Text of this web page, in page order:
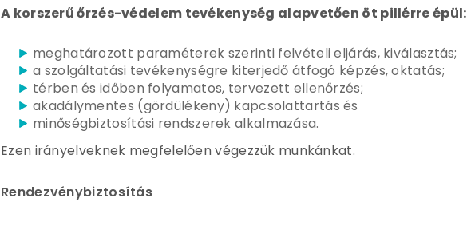
A korszerű őrzés-védelem tevékenység alapvetően öt pillérre épül:
meghatározott paraméterek szerinti felvételi eljárás, kiválasztás;
a szolgáltatási tevékenységre kiterjedő átfogó képzés, oktatás;
térben és időben folyamatos, tervezett ellenőrzés;
akadálymentes (gördülékeny) kapcsolattartás és
minőségbiztosítási rendszerek alkalmazása.
Ezen irányelveknek megfelelően végezzük munkánkat.
Rendezvénybiztosítás